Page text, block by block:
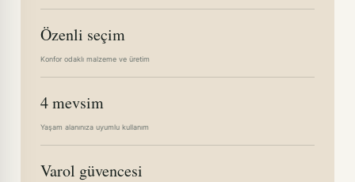
Özenli seçim
Konfor odaklı malzeme ve üretim
4 mevsim
Yaşam alanınıza uyumlu kullanım
Varol güvencesi